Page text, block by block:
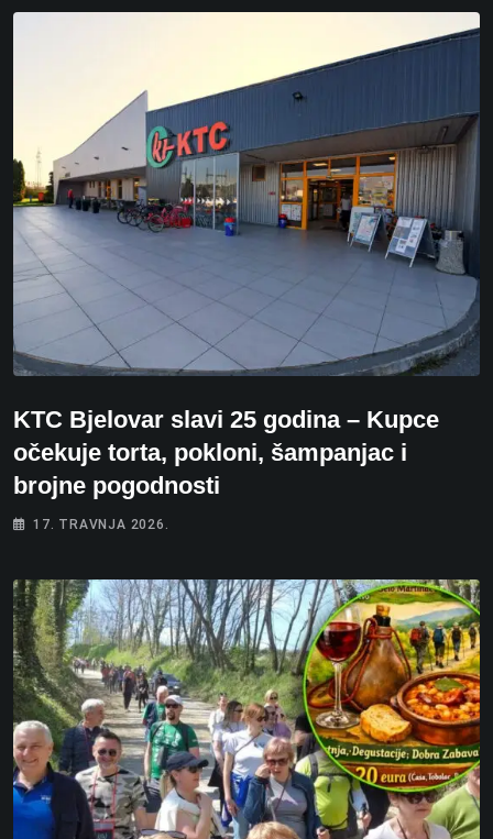
KTC Bjelovar slavi 25 godina – Kupce
očekuje torta, pokloni, šampanjac i
brojne pogodnosti
17. TRAVNJA 2026.